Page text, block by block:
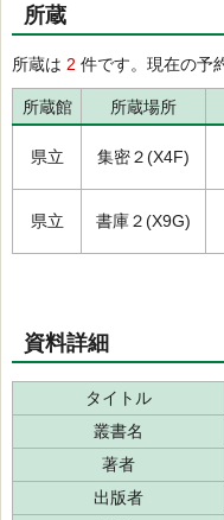
所蔵
所蔵は 2 件です。現在の予
所蔵館 所蔵場所
県立 集密２(X4F)
県立 書庫２(X9G)
資料詳細
タイトル
叢書名
著者
出版者